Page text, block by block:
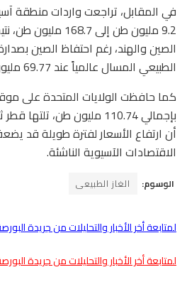
في المقابل، تراجعت واردات منطقة
9.2 مليون طن إلى
الصين والهند، رغم احتفاظ الصين
الطبيعي المسال عالمياً عند 69.77 مليون طن.
كما حافظت الولايات المتحدة على
بإجمالي 110.74 مليون طن،
أن ارتفاع الأسعار لفترة طويلة قد
الاقتصادات الآسيوية الناشئة.
الوسوم: الغاز الطبيعى
لمتابعة أخر الأخبار والتحليلات من جريدة
لمتابعة أخر الأخبار والتحليلات من جريدة